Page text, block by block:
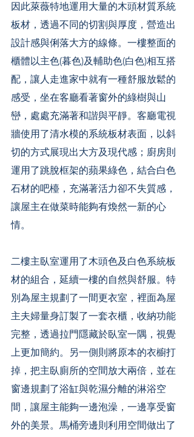
因此萊薇特地運用大量的木頭材質系統
板材，透過不同的切割與厚度，營造出
設計感與俐落大方的線條。一樓整面的
櫃體以主色(暮色)及輔助色(白色)相互搭
配，讓人走進家中就有一種舒服放鬆的
感受，坐在客廳看著窗外的綠樹與山
巒，處處充滿著和諧與平靜。客廳電視
牆使用了清水模的系統板材表面，以斜
切的方式展現出大方及現代感；廚房則
運用了跳脫框架的蘋果綠色，結合白色
石材的吧檯，充滿著活力卻不失質感，
讓屋主在做菜時能夠有煥然一新的心
情。
二樓主臥室運用了木頭色及白色系統板
材的組合，延續一樓的自然與舒服。特
別為屋主規劃了一間更衣室，裡面為屋
主夫婦量身訂製了一套衣櫃，收納功能
完整，透過拉門隱藏於臥室一隅，視覺
上更加簡約。另一側則將原本的衣櫥打
掉，把主臥廁所的空間放大兩倍，並在
窗邊規劃了浴缸與乾濕分離的淋浴空
間，讓屋主能夠一邊泡澡，一邊享受窗
外的美景。馬桶旁邊則利用空間做出了